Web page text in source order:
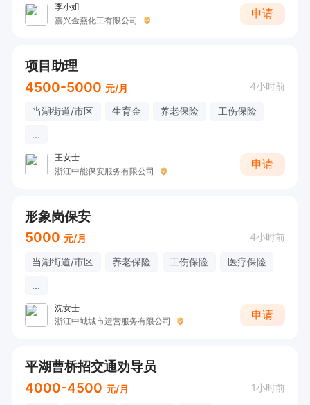
李小姐
嘉兴金燕化工有限公司
申请
项目助理
4500-5000 元/月 4小时前
当湖街道/市区 生育金 养老保险
工伤保险
...
王女士
浙江中能保安服务有限公司
申请
形象岗保安
5000 元/月 4小时前
当湖街道/市区 养老保险 工伤保险
医疗保险
...
沈女士
浙江中城城市运营服务有限公司
申请
平湖曹桥招交通劝导员
4000-4500 元/月 1小时前